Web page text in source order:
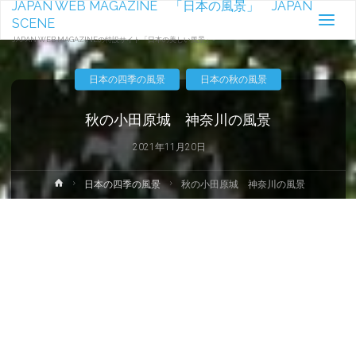
JAPAN WEB MAGAZINE 「日本の風景」 JAPAN
SCENE
JAPAN WEB MAGAZINEの特設サイト「日本の美しい風景」-
秋の小田原城 神奈川の風景
2021年11月20日
日本の四季の風景 日本の秋の風景
ホ
ー
日本の四季の風景 秋の小田原城 神奈川の風景